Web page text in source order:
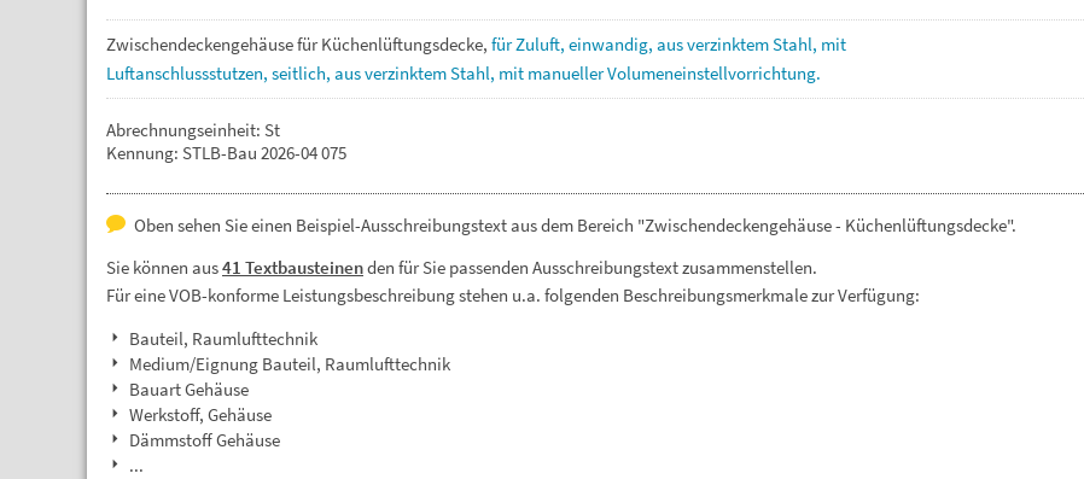
ZwischendeckengehäusefürKüchenlüftungsdecke, fürZuluft, einwandig, ausverzinktemStahl, mit
Luftanschlussstutzen, seitlich, ausverzinktemStahl, mit manuellerVolumeneinstellvorrichtung.
Abrechnungseinheit: St
Kennung: STLB-Bau 2026-04 075
Oben sehen Sie einen Beispiel-Ausschreibungstext aus dem Bereich "Zwischendeckengehäuse - Küchenlüftungsdecke".
Sie können aus41 Textbausteinenden für Sie passenden Ausschreibungstext zusammenstellen.
Für eine VOB-konforme Leistungsbeschreibung stehen u.a. folgenden Beschreibungsmerkmale zur Verfügung:
Bauteil, Raumlufttechnik
Medium/Eignung Bauteil, Raumlufttechnik
Bauart Gehäuse
Werkstoff, Gehäuse
Dämmstoff Gehäuse
...